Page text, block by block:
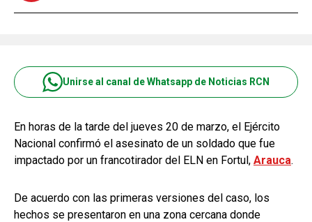
Unirse al canal de Whatsapp de Noticias RCN
En horas de la tarde del jueves 20 de marzo, el Ejército
Nacional confirmó el asesinato de un soldado que fue
impactado por un francotirador del ELN en Fortul, Arauca.
De acuerdo con las primeras versiones del caso, los
hechos se presentaron en una zona cercana donde